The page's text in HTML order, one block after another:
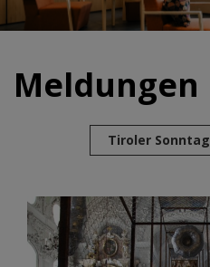
Meldungen
Tiroler Sonntag